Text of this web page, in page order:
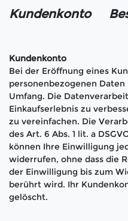
Kundenkonto
Kundenkonto
Bei der Eröffnung eines
personenbezogenen
Umfang. Die
Einkaufserlebnis zu
zu vereinfachen. Die
des Art. 6 Abs. 1 lit. a
können Ihre Einwilligung
widerrufen, ohne dass die
der Einwilligung bis zum
berührt wird. Ihr
gelöscht.